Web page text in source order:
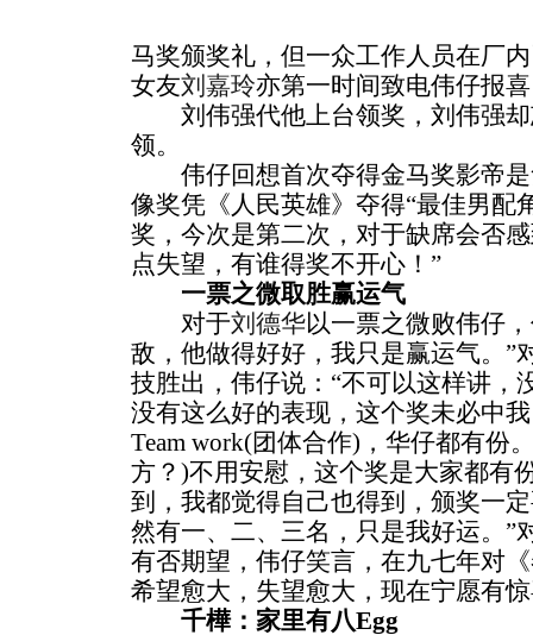
马奖颁奖礼，但一众工作人员在厂
女友刘嘉玲亦第一时间致电伟仔报
刘伟强代他上台领奖，刘伟强却
领。
伟仔回想首次夺得金马奖影帝是
像奖凭《人民英雄》夺得“最佳男配
奖，今次是第二次，对于缺席会否
点失望，有谁得奖不开心！”
一票之微取胜赢运气
对于刘德华以一票之微败伟仔
敌，他做得好好，我只是赢运气。”
技胜出，伟仔说：“不可以这样讲，
没有这么好的表现，这个奖未必中
Team work(团体合作)，华仔都有份
方？)不用安慰，这个奖是大家都有
到，我都觉得自己也得到，颁奖一
然有一、二、三名，只是我好运。”
有否期望，伟仔笑言，在九七年对
希望愈大，失望愈大，现在宁愿有
千樺：家里有八Egg